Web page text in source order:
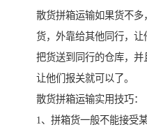
散货拼箱运输如果货不多
货，外靠给其他同行，
把货送到同行的仓库，并
让他们报关就可以了。
散货拼箱运输实用技巧：
1、拼箱货一般不能接受